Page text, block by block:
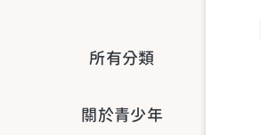
所有分類
關於青少年